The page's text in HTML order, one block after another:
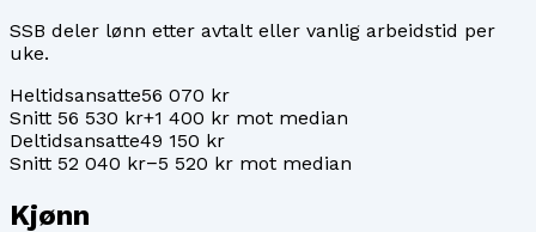
SSB deler lønn etter avtalt eller vanlig arbeidstid per
uke.
Heltidsansatte56 070 kr
Snitt 56 530 kr+1 400 kr mot median
Deltidsansatte49 150 kr
Snitt 52 040 kr−5 520 kr mot median
Kjønn